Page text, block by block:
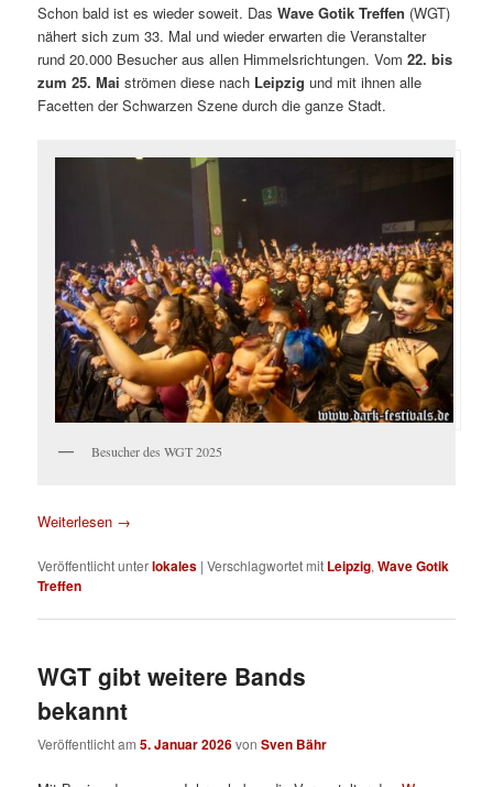
Schon bald ist es wieder soweit. DasWave Gotik Treffen (WGT)
nähert sich zum 33. Mal und wieder erwarten die Veranstalter
rund 20.000 Besucher aus allen Himmelsrichtungen. Vom22. bis
zum 25. Mai strömen diese nach Leipzig und mit ihnen alle
Facetten der Schwarzen Szene durch die ganze Stadt.
Besucher des WGT 2025
Weiterlesen →
Veröffentlicht unterlokales |Verschlagwortet mit Leipzig,Wave Gotik
Treffen
WGT gibt weitere Bands
bekannt
Veröffentlicht am5. Januar 2026vonSven Bähr